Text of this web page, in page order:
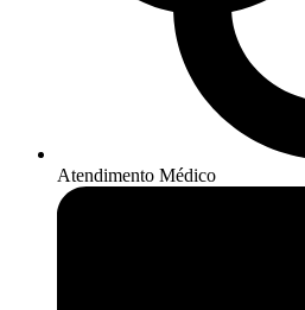
Atendimento Médico